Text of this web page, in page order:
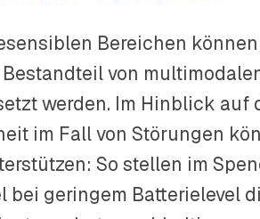
Bereichen können
von
werden. Im Hinblick auf
im Fall von Störungen
So stellen im
bei geringem Batterielevel